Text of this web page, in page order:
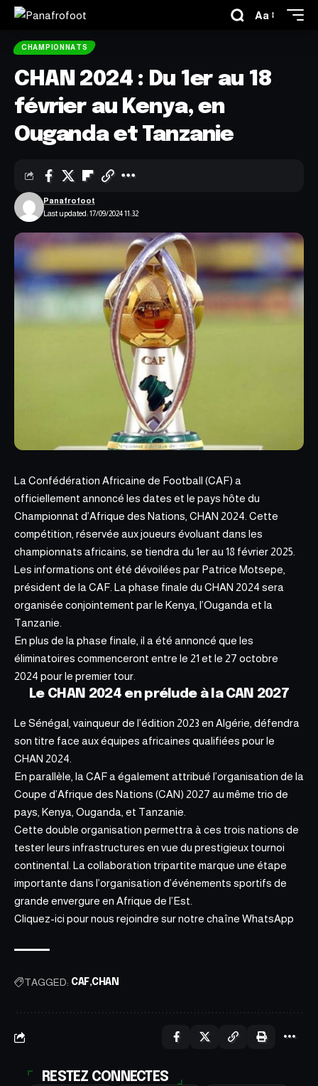
Aa
CHAMPIONNATS
CHAN 2024 : Du 1er au 18
février au Kenya, en
Ouganda et Tanzanie
Last updated: 17/09/2024 11:32
Panafrofoot
La Confédération Africaine de Football (CAF) a
officiellement annoncé les dates et le pays hôte du
Championnat d’Afrique des Nations, CHAN 2024. Cette
compétition, réservée aux joueurs évoluant dans les
championnats africains, se tiendra du 1er au 18 février 2025.
Les informations ont été dévoilées par Patrice Motsepe,
président de la CAF. La phase finale du CHAN 2024 sera
organisée conjointement par le Kenya, l’Ouganda et la
Tanzanie.
En plus de la phase finale, il a été annoncé que les
éliminatoires commenceront entre le 21 et le 27 octobre
2024 pour le premier tour
Le CHAN 2024 en prélude à la CAN 2027
Le Sénégal, vainqueur de l’édition 2023 en Algérie, défendra
son titre face aux équipes africaines qualifiées pour le
CHAN 2024.
En parallèle, la CAF a également attribué l’organisation de la
Coupe d’Afrique des Nations (CAN) 2027 au même trio de
pays, Kenya, Ouganda, et Tanzanie.
Cette double organisation permettra à ces trois nations de
tester leurs infrastructures en vue du prestigieux tournoi
continental. La collaboration tripartite marque une étape
importante dans l’organisation d’événements sportifs de
grande envergure en Afrique de l’Est.
Cliquez-ici pour nous rejoindre sur notre chaîne WhatsApp
TAGGED: CAF CHAN
RESTEZ CONNECTES